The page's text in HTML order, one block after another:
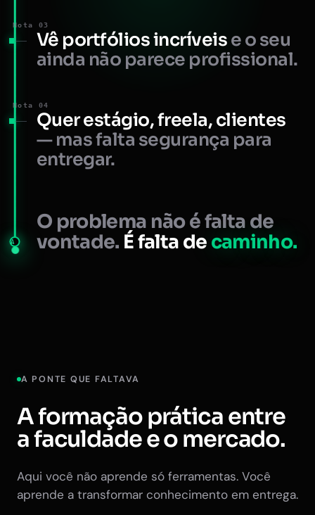
A
Nota 03
Vê portfólios incríveise o seu
ainda não parece profissional.
Nota 04
Quer estágio, freela, clientes
— mas falta segurança para
entregar.
O problema não é falta de
vontade. É falta de caminho.
A PONTE QUE FALTAVA
A formação prática entre
a faculdade e o mercado.
Aqui você não aprende só ferramentas. Você
aprende a transformar conhecimento em entrega.